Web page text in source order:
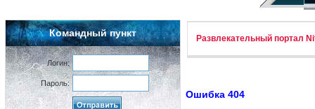
Командный пункт
Логин:
Пароль:
Развлекательный портал
Ошибка 404